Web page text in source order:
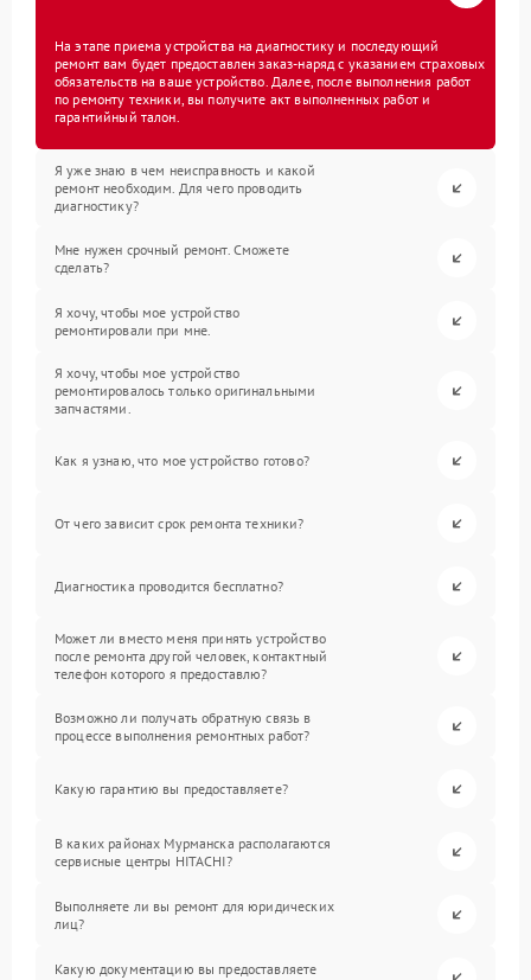
На этапе приема устройства на диагностику и последующий
ремонт вам будет предоставлен заказ-наряд с указанием страховых
обязательств на ваше устройство. Далее, после выполнения работ
по ремонту техники, вы получите акт выполненных работ и
гарантийный талон.
Я уже знаю в чем неисправность и какой
ремонт необходим. Для чего проводить
диагностику?
Мне нужен срочный ремонт. Сможете
сделать?
Я хочу, чтобы мое устройство
ремонтировали при мне.
Я хочу, чтобы мое устройство
ремонтировалось только оригинальными
запчастями.
Как я узнаю, что мое устройство готово?
От чего зависит срок ремонта техники?
Диагностика проводится бесплатно?
Может ли вместо меня принять устройство
после ремонта другой человек, контактный
телефон которого я предоставлю?
Возможно ли получать обратную связь в
процессе выполнения ремонтных работ?
Какую гарантию вы предоставляете?
В каких районах Мурманска располагаются
сервисные центры HITACHI?
Выполняете ли вы ремонт для юридических
лиц?
Какую документацию вы предоставляете